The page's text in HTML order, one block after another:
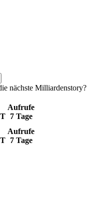
nächste Milliardenstory?
Aufrufe
7 Tage
Aufrufe
7 Tage